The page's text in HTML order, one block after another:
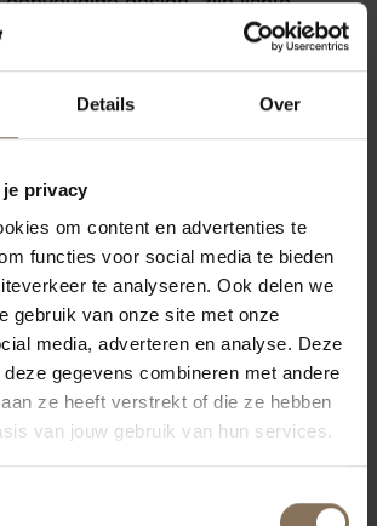
Details Over
privacy
om content en advertenties te
functies voor social media te bieden
te analyseren. Ook delen we
gebruik van onze site met onze
media, adverteren en analyse. Deze
gegevens combineren met andere
ze heeft verstrekt of die ze hebben
van jouw gebruik van hun services.
kwaliteit is het een bankje
met verschillende
Met zijn industriële herkomst, past
schoolstoel Galvanitas S16
bij. Beide met de kenmerkende
poten, vormen ze een geweldige
FOLDER